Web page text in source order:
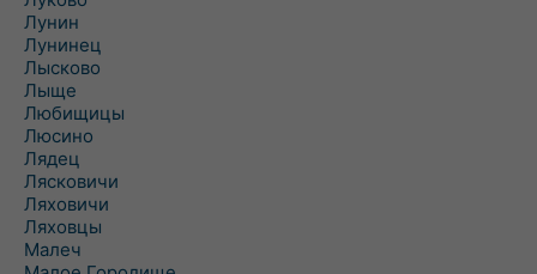
Лунин
Лунинец
Лысково
Лыще
Любищицы
Люсино
Лядец
Лясковичи
Ляховичи
Ляховцы
Малеч